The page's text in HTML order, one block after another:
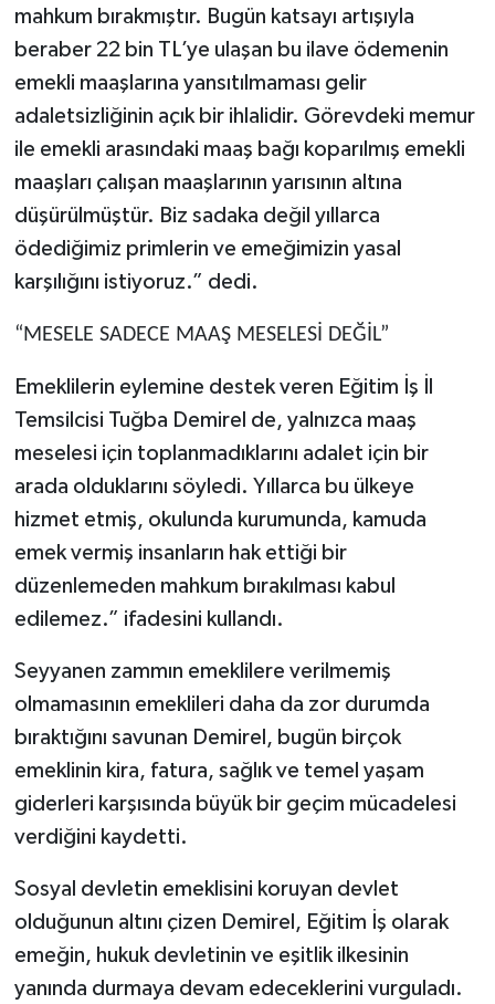
mahkum bırakmıştır. Bugün katsayı artışıyla
beraber 22 bin TL’ye ulaşan bu ilave ödemenin
emekli maaşlarına yansıtılmaması gelir
adaletsizliğinin açık bir ihlalidir. Görevdeki memur
ile emekli arasındaki maaş bağı koparılmış emekli
maaşları çalışan maaşlarının yarısının altına
düşürülmüştür. Biz sadaka değil yıllarca
ödediğimiz primlerin ve emeğimizin yasal
karşılığını istiyoruz.” dedi.
“MESELE SADECE MAAŞ MESELESİ DEĞİL”
Emeklilerin eylemine destek veren Eğitim İş İl
Temsilcisi Tuğba Demirel de, yalnızca maaş
meselesi için toplanmadıklarını adalet için bir
arada olduklarını söyledi. Yıllarca bu ülkeye
hizmet etmiş, okulunda kurumunda, kamuda
emek vermiş insanların hak ettiği bir
düzenlemeden mahkum bırakılması kabul
edilemez.” ifadesini kullandı.
Seyyanen zammın emeklilere verilmemiş
olmamasının emeklileri daha da zor durumda
bıraktığını savunan Demirel, bugün birçok
emeklinin kira, fatura, sağlık ve temel yaşam
giderleri karşısında büyük bir geçim mücadelesi
verdiğini kaydetti.
Sosyal devletin emeklisini koruyan devlet
olduğunun altını çizen Demirel, Eğitim İş olarak
emeğin, hukuk devletinin ve eşitlik ilkesinin
yanında durmaya devam edeceklerini vurguladı.